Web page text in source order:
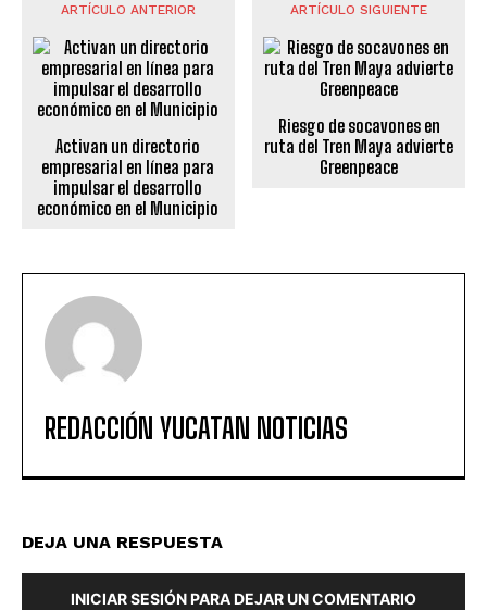
ARTÍCULO ANTERIOR
Activan un directorio
empresarial en línea para
impulsar el desarrollo
económico en el Municipio
ARTÍCULO SIGUIENTE
Riesgo de socavones en
ruta del Tren Maya advierte
Greenpeace
REDACCIÓN YUCATAN NOTICIAS
DEJA UNA RESPUESTA
INICIAR SESIÓN PARA DEJAR UN COMENTARIO